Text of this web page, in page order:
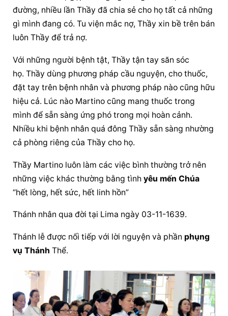
đường, nhiều lần Thầy đã chia sẻ cho họ tất cả những
gì mình đang có. Tu viện mắc nợ, Thầy xin bề trên bán
luôn Thầy để trả nợ.
Với những người bệnh tật, Thầy tận tay săn sóc
họ. Thầy dùng phương pháp cầu nguyện, cho thuốc,
đặt tay trên bệnh nhân và phương pháp nào cũng hữu
hiệu cả. Lúc nào Martino cũng mang thuốc trong
mình để sẵn sàng ứng phó trong mọi hoàn cảnh.
Nhiều khi bệnh nhân quá đông Thầy sẵn sàng nhường
cả phòng riêng của Thầy cho họ.
Thầy Martino luôn làm các việc bình thường trở nên
những việc khác thường bằng tình yêu mến Chúa
“hết lòng, hết sức, hết linh hồn”
Thánh nhân qua đời tại Lima ngày 03-11-1639.
Thánh lễ được nối tiếp với lời nguyện và phần phụng
vụ Thánh Thể.